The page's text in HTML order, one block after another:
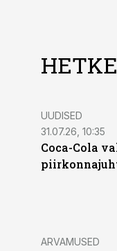
UUDISED
31.07.26, 10:35
Coca-Cola
ARVAMUSED